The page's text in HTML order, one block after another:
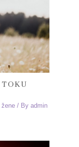
žene / Byadmin